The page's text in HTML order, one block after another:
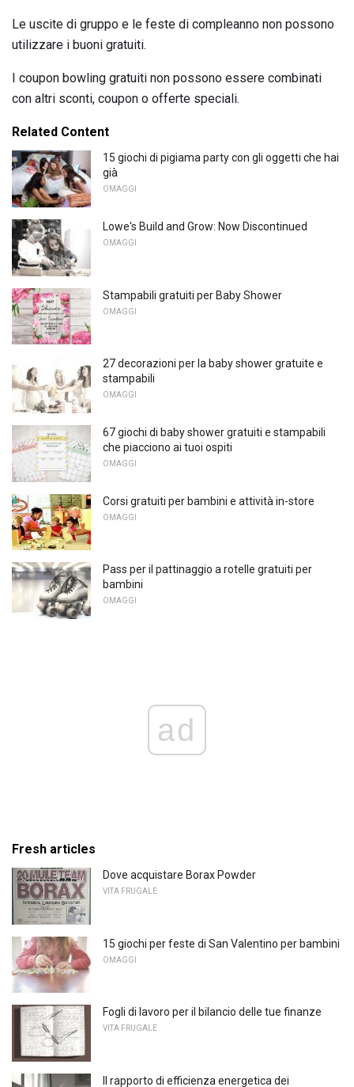
Le uscite di gruppo e le feste di compleanno non possono
utilizzare i buoni gratuiti.
I coupon bowling gratuiti non possono essere combinati
con altri sconti, coupon o offerte speciali.
Related Content
15 giochi di pigiama party con gli oggetti che hai
già
OMAGGI
Lowe's Build and Grow: Now Discontinued
OMAGGI
Stampabili gratuiti per Baby Shower
OMAGGI
27 decorazioni per la baby shower gratuite e
stampabili
OMAGGI
67 giochi di baby shower gratuiti e stampabili
che piacciono ai tuoi ospiti
OMAGGI
Corsi gratuiti per bambini e attività in-store
OMAGGI
Pass per il pattinaggio a rotelle gratuiti per
bambini
OMAGGI
ad
Fresh articles
Dove acquistare Borax Powder
VITA FRUGALE
15 giochi per feste di San Valentino per bambini
OMAGGI
Fogli di lavoro per il bilancio delle tue finanze
VITA FRUGALE
Il rapporto di efficienza energetica dei